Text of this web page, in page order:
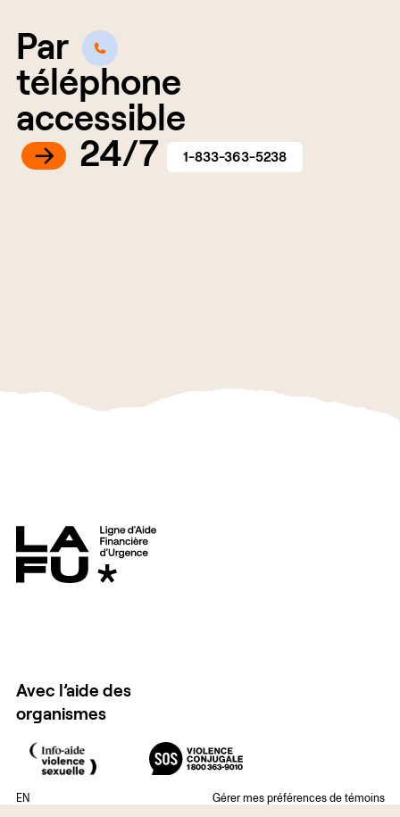
Par
téléphone
accessible
24/7
1-833-363-5238
Avec l’aide des
organismes
EN Gérer mes préférences de témoins